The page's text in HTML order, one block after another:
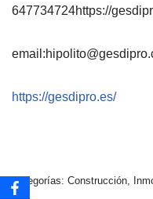
647734724https://
https://gesdipro.es/
Categorías: Construcción,